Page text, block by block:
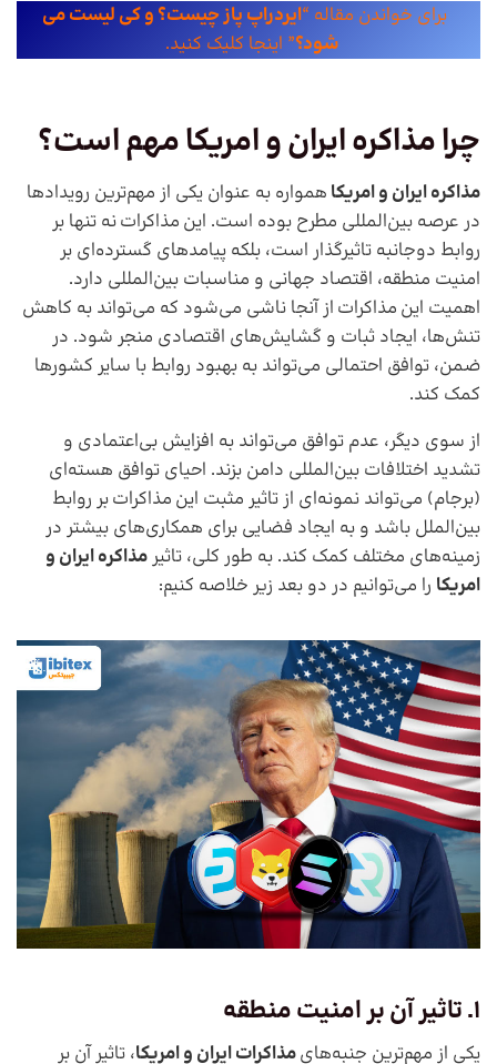
برای خواندن مقاله “ایردراپ پاز چیست؟ و کی لیست می
شود؟” اینجا کلیک کنید.
چرامذاکره ایران و امریکامهم است؟
مذاکره ایران و امریکا همواره به عنوان یکی از مهم‌ترین رویدادها
در عرصه بین‌المللی مطرح بوده است. این مذاکرات نه تنها بر
روابط دوجانبه تاثیرگذار است، بلکه پیامدهای گسترده‌ای بر
امنیت منطقه، اقتصاد جهانی و مناسبات بین‌المللی دارد.
اهمیت این مذاکرات از آنجا ناشی می‌شود که می‌تواند به کاهش
تنش‌ها، ایجاد ثبات و گشایش‌های اقتصادی منجر شود. در
ضمن، توافق احتمالی می‌تواند به بهبود روابط با سایر کشورها
کمک کند.
از سوی دیگر، عدم توافق می‌تواند به افزایش بی‌اعتمادی و
تشدید اختلافات بین‌المللی دامن بزند. احیای توافق هسته‌ای
(برجام) می‌تواند نمونه‌ای از تاثیر مثبت این مذاکرات بر روابط
بین‌الملل باشد و به ایجاد فضایی برای همکاری‌های بیشتر در
زمینه‌های مختلف کمک کند. به طور کلی، تاثیرمذاکره ایران و
امریکا را می‌توانیم در دو بعد زیر خلاصه کنیم:
1. تاثیر آن بر امنیت منطقه
یکی از مهم‌ترین جنبه‌هایمذاکرات ایران و امریکا، تاثیر آن بر